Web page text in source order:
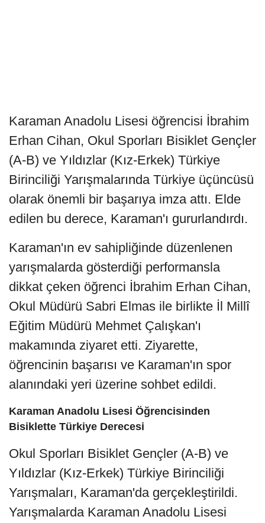
Karaman Anadolu Lisesi öğrencisi İbrahim
Erhan Cihan, Okul Sporları Bisiklet Gençler
(A-B) ve Yıldızlar (Kız-Erkek) Türkiye
Birinciliği Yarışmalarında Türkiye üçüncüsü
olarak önemli bir başarıya imza attı. Elde
edilen bu derece, Karaman'ı gururlandırdı.
Karaman'ın ev sahipliğinde düzenlenen
yarışmalarda gösterdiği performansla
dikkat çeken öğrenci İbrahim Erhan Cihan,
Okul Müdürü Sabri Elmas ile birlikte İl Millî
Eğitim Müdürü Mehmet Çalışkan'ı
makamında ziyaret etti. Ziyarette,
öğrencinin başarısı ve Karaman'ın spor
alanındaki yeri üzerine sohbet edildi.
Karaman Anadolu Lisesi Öğrencisinden
Bisiklette Türkiye Derecesi
Okul Sporları Bisiklet Gençler (A-B) ve
Yıldızlar (Kız-Erkek) Türkiye Birinciliği
Yarışmaları, Karaman'da gerçekleştirildi.
Yarışmalarda Karaman Anadolu Lisesi